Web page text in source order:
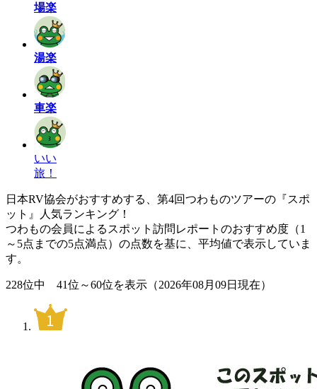
場楽
湯楽
車楽
いい
旅！
日本RV協会がおすすめする、第4回つわものツアーの『スポ
ット』人気ランキング！
つわもの会員によるスポット訪問レポートのおすすめ度（1
～5点までの5点満点）の点数を基に、平均値で表示していま
す。
228位中 41位～60位を表示（2026年08月09日現在）